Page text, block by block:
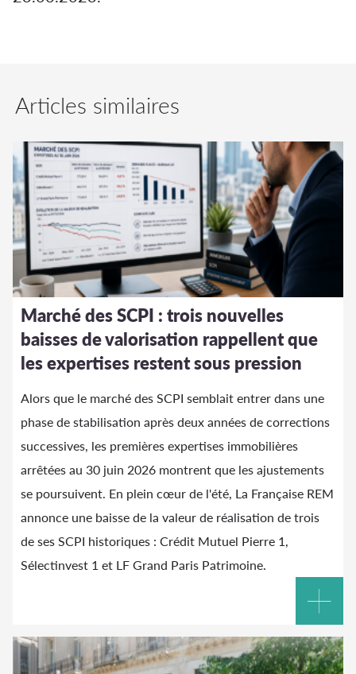
Articles similaires
Marché des SCPI : trois nouvelles
baisses de valorisation rappellent que
les expertises restent sous pression
Alors que le marché des SCPI semblait entrer dans une
phase de stabilisation après deux années de corrections
successives, les premières expertises immobilières
arrêtées au 30 juin 2026 montrent que les ajustements
se poursuivent. En plein cœur de l'été, La Française REM
annonce une baisse de la valeur de réalisation de trois
de ses SCPI historiques : Crédit Mutuel Pierre 1,
Sélectinvest 1 et LF Grand Paris Patrimoine.